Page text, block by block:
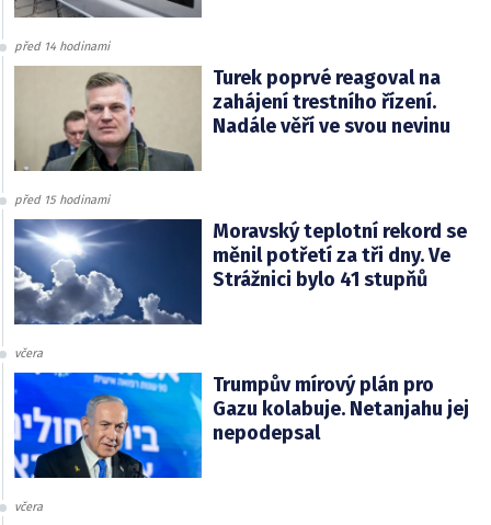
před 14 hodinami
Turek poprvé reagoval na
zahájení trestního řízení.
Nadále věří ve svou nevinu
před 15 hodinami
Moravský teplotní rekord se
měnil potřetí za tři dny. Ve
Strážnici bylo 41 stupňů
včera
Trumpův mírový plán pro
Gazu kolabuje. Netanjahu jej
nepodepsal
včera